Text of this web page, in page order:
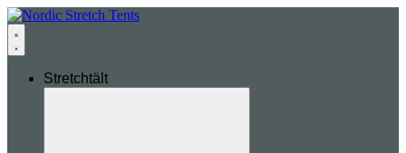
Stretchtält